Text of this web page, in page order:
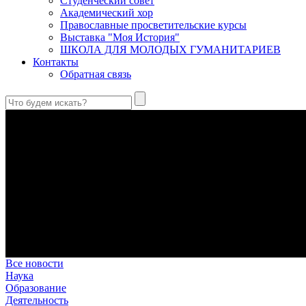
Академический хор
Православные просветительские курсы
Выставка "Моя История"
ШКОЛА ДЛЯ МОЛОДЫХ ГУМАНИТАРИЕВ
Контакты
Обратная связь
Все новости
Наука
Образование
Деятельность